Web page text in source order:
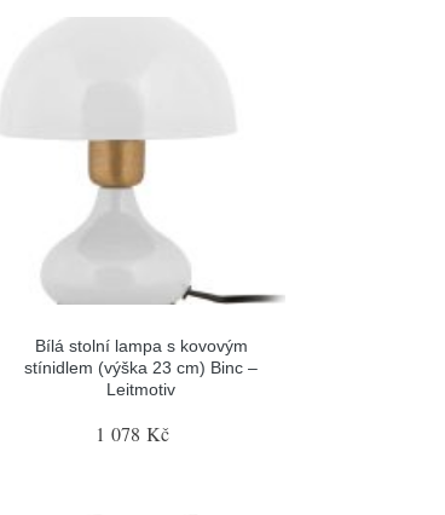
Bílá stolní lampa s kovovým
stínidlem (výška 23 cm) Binc –
Leitmotiv
1 078 Kč